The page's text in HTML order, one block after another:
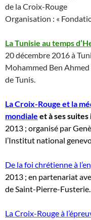
de la Croix-Rouge
Organisation : «
La Tunisie au temps
20 décembre 2016 à
Mohammed Ben
de Tunis.
La Croix-Rouge et la
mondiale et à ses
2013 ; organisé par
l’Institut national
De la foi chrétienne à
2013 ; en partenariat
de Saint-Pierre-Fusterie.
La Croix-Rouge à